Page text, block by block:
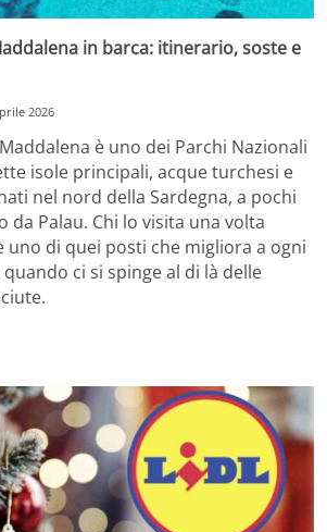
in barca: itinerario, soste e
2026
è uno dei Parchi Nazionali
isole principali, acque turchesi e
nel nord della Sardegna, a pochi
Palau. Chi lo visita una volta
uno di quei posti che migliora a ogni
ci si spinge al di là delle